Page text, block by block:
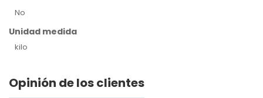
No
Unidad medida
kilo
Opinión de los clientes